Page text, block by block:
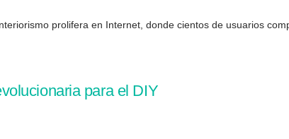
prolifera en Internet, donde cientos de usuarios
para el DIY